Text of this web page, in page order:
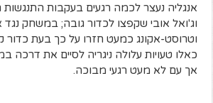
אנגליה נעצר לכמה רגעים בעקבות התנגשות
וג'ואל אובי שקפצו לכדור גובה; במשחק נגד
וטרוסט-אקונג כמעט חזרו על כך בעת כדור
כאלו טעויות עלולה ניגריה לסיים את דרכה
אך עם לא מעט רגעי מבוכה.